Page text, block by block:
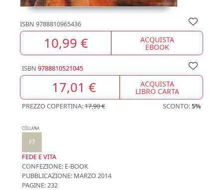
ISBN 9788810965436
10,99 € ACQUISTA
EBOOK
ISBN 9788810521045
17,01 € ACQUISTA
LIBRO CARTA
PREZZO COPERTINA:17,90 € SCONTO:5%
COLLANA
F7
FEDE E VITA
CONFEZIONE: E-BOOK
PUBBLICAZIONE: MARZO 2014
PAGINE: 232